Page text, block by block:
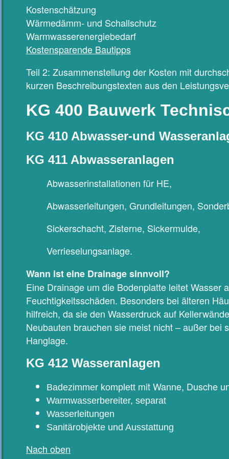
Kostenschätzung
Wärmedämm- und Schallschutz
Warmwasserenergiebedarf
Kostensparende Bautipps
Teil 2: Zusammenstellung der Kosten mit
kurzen Beschreibungstexten aus den
KG 400 Bauwerk
KG 410 Abwasser-und
KG 411 Abwasseranlagen
Abwasserinstallationen für HE,
Abwasserleitungen, Grundleitungen,
Sickerschacht, Zisterne, Sickermulde,
Verrieselungsanlage.
Wann ist eine Drainage sinnvoll?
Eine Drainage um die Bodenplatte leitet Wasser
Feuchtigkeitsschäden. Besonders bei älteren
hilfreich, da sie den Wasserdruck auf
Neubauten brauchen sie meist nicht – außer bei
Hanglage.
KG 412 Wasseranlagen
Badezimmer komplett mit Wanne, Dusche
Warmwasserbereiter, separat
Wasserleitungen
Sanitärobjekte und Ausstattung
Nach oben